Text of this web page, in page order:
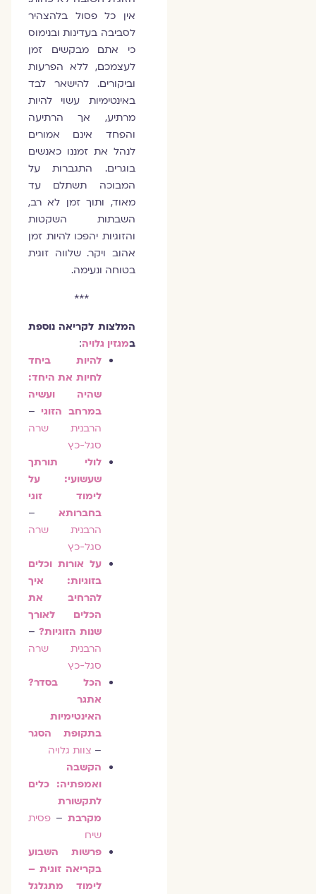
אין כל פסול בלהצהיר
לסביבה בעדינות ובנימוס
כי אתם מבקשים זמן
לעצמכם, ללא הפרעות
וביקורים. להישאר לבד
באינטימיות עשוי להיות
מרתיע, אך הרתיעה
והפחד אינם אמורים
לנהל את זמננו כאנשים
בוגרים. התגברות על
המבוכה תשתלם עד
מאוד, ותוך זמן לא רב,
השבתות השקטות
והזוגיות יהפכו להיות זמן
אהוב ויקר. שלווה זוגית
בטוחה ונעימה.
***
המלצות לקריאה נוספת
מגזין גלויה:
להיות ביחד
לחיות את היחד:
שהיה ועשיה
במרחב הזוגי–
הרבנית שרה
סגל-כץ
לולי תורתך
שעשועי: על
לימוד זוגי
בחברותא–
הרבנית שרה
סגל-כץ
על אורות וכלים
בזוגיות: איך
להרחיב את
הכלים לאורך
שנות הזוגיות?–
הרבנית שרה
סגל-כץ
הכל בסדר?
אתגר
האינטימיות
בתקופת הסגר
–צוות גלויה
הקשבה
ואמפתיה: כלים
לתקשורת
מקרבת–פסית
שיח
פרשות השבוע
בקריאה זוגית –
לימוד מתגלגל